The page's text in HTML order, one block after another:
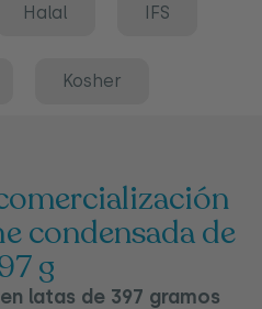
Halal IFS
Kosher
condensada de
g
latas de 397 gramos